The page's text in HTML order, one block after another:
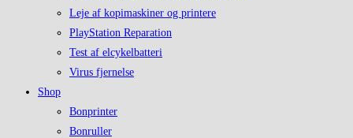
Leje af kopimaskiner og printere
PlayStation Reparation
Test af elcykelbatteri
Virus fjernelse
Shop
Bonprinter
Bonruller